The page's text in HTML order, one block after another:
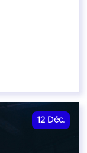
12 Déc.